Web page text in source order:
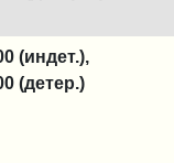
(индет.),
(детер.)